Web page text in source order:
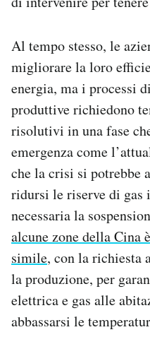
Al tempo stesso, le
migliorare la loro
energia, ma i processi
produttive richiedono
risolutivi in una fase
emergenza come
che la crisi si potrebbe
ridursi le riserve di gas
necessaria la
alcune zone della Cina
simile, con la richiesta
la produzione, per
elettrica e gas alle
abbassarsi le